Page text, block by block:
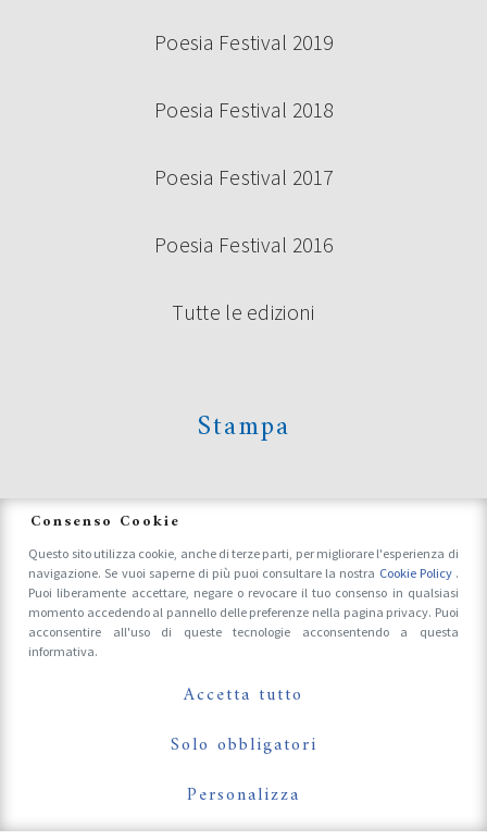
Poesia Festival 2019
Poesia Festival 2018
Poesia Festival 2017
Poesia Festival 2016
Tutte le edizioni
Stampa
Accrediti Stampa e Fotografi
Follow Us On
Consenso Cookie
Questo sito utilizza cookie, anche di terze parti, per migliorare l'esperienza di
navigazione. Se vuoi saperne di più puoi consultare la nostra Cookie Policy .
Puoi liberamente accettare, negare o revocare il tuo consenso in qualsiasi
momento accedendo al pannello delle preferenze nella pagina privacy. Puoi
acconsentire all'uso di queste tecnologie acconsentendo a questa
informativa.
Accetta tutto
Solo obbligatori
Personalizza